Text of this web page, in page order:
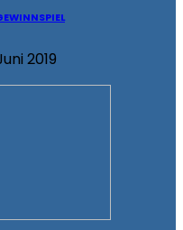
2019